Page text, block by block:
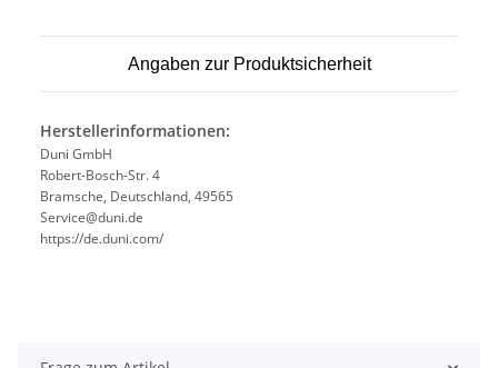
Angaben zur Produktsicherheit
Herstellerinformationen:
Duni GmbH
Robert-Bosch-Str. 4
Bramsche, Deutschland, 49565
Service@duni.de
https://de.duni.com/